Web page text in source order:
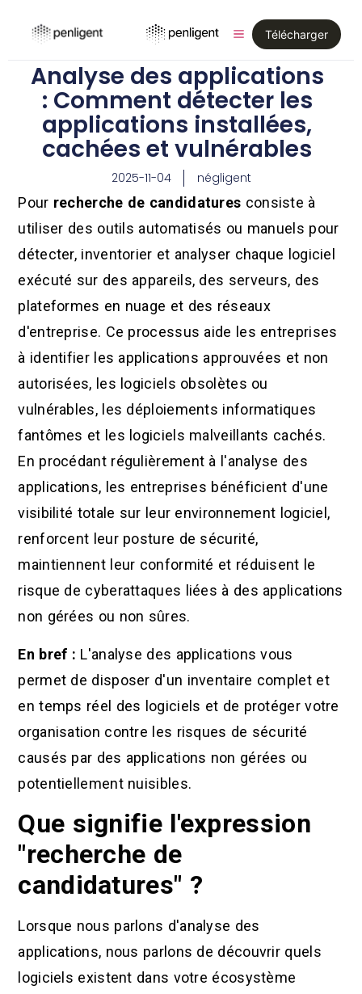
Télécharger
Analyse des applications
: Comment détecter les
applications installées,
cachées et vulnérables
2025-11-04 négligent
Pour recherche de candidatures consiste à
utiliser des outils automatisés ou manuels pour
détecter, inventorier et analyser chaque logiciel
exécuté sur des appareils, des serveurs, des
plateformes en nuage et des réseaux
d'entreprise. Ce processus aide les entreprises
à identifier les applications approuvées et non
autorisées, les logiciels obsolètes ou
vulnérables, les déploiements informatiques
fantômes et les logiciels malveillants cachés.
En procédant régulièrement à l'analyse des
applications, les entreprises bénéficient d'une
visibilité totale sur leur environnement logiciel,
renforcent leur posture de sécurité,
maintiennent leur conformité et réduisent le
risque de cyberattaques liées à des applications
non gérées ou non sûres.
En bref : L'analyse des applications vous
permet de disposer d'un inventaire complet et
en temps réel des logiciels et de protéger votre
organisation contre les risques de sécurité
causés par des applications non gérées ou
potentiellement nuisibles.
Que signifie l'expression
"recherche de
candidatures" ?
Lorsque nous parlons d'analyse des
applications, nous parlons de découvrir quels
logiciels existent dans votre écosystème